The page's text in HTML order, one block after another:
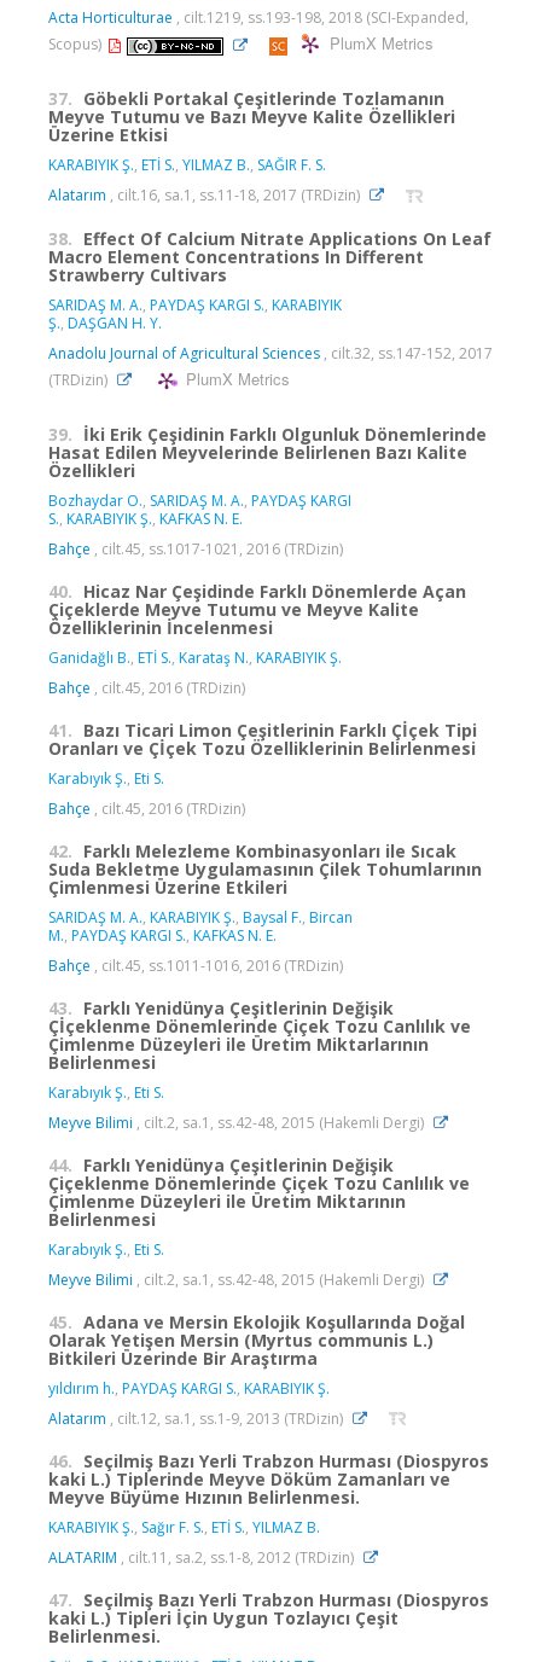
Acta Horticulturae , cilt.1219, ss.193-198, 2018 (SCI-Expanded,
Scopus)
PlumX Metrics
37. Göbekli Portakal Çeşitlerinde Tozlamanın
Meyve Tutumu ve Bazı Meyve Kalite Özellikleri
Üzerine Etkisi
KARABIYIK Ş., ETİ S., YILMAZ B., SAĞIR F. S.
Alatarım , cilt.16, sa.1, ss.11-18, 2017 (TRDizin)
38. Effect Of Calcium Nitrate Applications On Leaf
Macro Element Concentrations In Different
Strawberry Cultivars
SARIDAŞ M. A., PAYDAŞ KARGI S., KARABIYIK
Ş., DAŞGAN H. Y.
Anadolu Journal of Agricultural Sciences , cilt.32, ss.147-152, 2017
(TRDizin)
PlumX Metrics
39. İki Erik Çeşidinin Farklı Olgunluk Dönemlerinde
Hasat Edilen Meyvelerinde Belirlenen Bazı Kalite
Özellikleri
Bozhaydar O., SARIDAŞ M. A., PAYDAŞ KARGI
S., KARABIYIK Ş., KAFKAS N. E.
Bahçe , cilt.45, ss.1017-1021, 2016 (TRDizin)
40. Hicaz Nar Çeşidinde Farklı Dönemlerde Açan
Çiçeklerde Meyve Tutumu ve Meyve Kalite
Özelliklerinin İncelenmesi
Ganidağlı B., ETİ S., Karataş N., KARABIYIK Ş.
Bahçe , cilt.45, 2016 (TRDizin)
41. Bazı Ticari Limon Çeşitlerinin Farklı Çİçek Tipi
Oranları ve Çİçek Tozu Özelliklerinin Belirlenmesi
Karabıyık Ş., Eti S.
Bahçe , cilt.45, 2016 (TRDizin)
42. Farklı Melezleme Kombinasyonları ile Sıcak
Suda Bekletme Uygulamasının Çilek Tohumlarının
Çimlenmesi Üzerine Etkileri
SARIDAŞ M. A., KARABIYIK Ş., Baysal F., Bircan
M., PAYDAŞ KARGI S., KAFKAS N. E.
Bahçe , cilt.45, ss.1011-1016, 2016 (TRDizin)
43. Farklı Yenidünya Çeşitlerinin Değişik
Çİçeklenme Dönemlerinde Çiçek Tozu Canlılık ve
Çimlenme Düzeyleri ile Üretim Miktarlarının
Belirlenmesi
Karabıyık Ş., Eti S.
Meyve Bilimi , cilt.2, sa.1, ss.42-48, 2015 (Hakemli Dergi)
44. Farklı Yenidünya Çeşitlerinin Değişik
Çiçeklenme Dönemlerinde Çiçek Tozu Canlılık ve
Çimlenme Düzeyleri ile Üretim Miktarının
Belirlenmesi
Karabıyık Ş., Eti S.
Meyve Bilimi , cilt.2, sa.1, ss.42-48, 2015 (Hakemli Dergi)
45. Adana ve Mersin Ekolojik Koşullarında Doğal
Olarak Yetişen Mersin (Myrtus communis L.)
Bitkileri Üzerinde Bir Araştırma
yıldırım h., PAYDAŞ KARGI S., KARABIYIK Ş.
Alatarım , cilt.12, sa.1, ss.1-9, 2013 (TRDizin)
46. Seçilmiş Bazı Yerli Trabzon Hurması (Diospyros
kaki L.) Tiplerinde Meyve Döküm Zamanları ve
Meyve Büyüme Hızının Belirlenmesi.
KARABIYIK Ş., Sağır F. S., ETİ S., YILMAZ B.
ALATARIM , cilt.11, sa.2, ss.1-8, 2012 (TRDizin)
47. Seçilmiş Bazı Yerli Trabzon Hurması (Diospyros
kaki L.) Tipleri İçin Uygun Tozlayıcı Çeşit
Belirlenmesi.